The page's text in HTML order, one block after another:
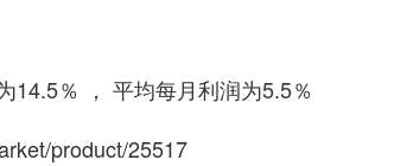
14.5％ ， 平均每月利润为5.5％
product/25517